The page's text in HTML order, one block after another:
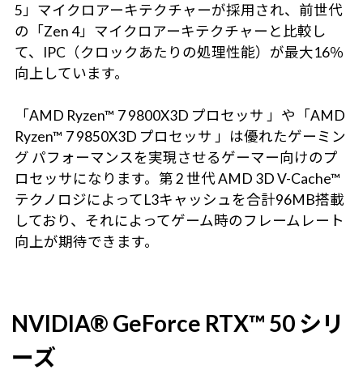
5」マイクロアーキテクチャーが採用され、前世代
の「Zen 4」マイクロアーキテクチャーと比較し
て、IPC（クロックあたりの処理性能）が最大16％
向上しています。
「AMD Ryzen™ 7 9800X3D プロセッサ 」や「AMD
Ryzen™ 7 9850X3D プロセッサ 」は優れたゲーミン
グ パフォーマンスを実現させるゲーマー向けのプ
ロセッサになります。第 2 世代 AMD 3D V-Cache™
テクノロジによってL3キャッシュを合計96MB搭載
しており、それによってゲーム時のフレームレート
向上が期待できます。
NVIDIA® GeForce RTX™ 50 シリ
ーズ